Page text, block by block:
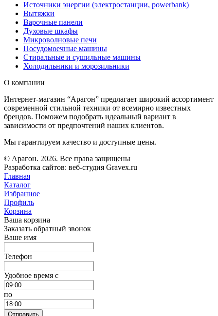
Источники энергии (электростанции, powerbank)
Вытяжки
Варочные панели
Духовые шкафы
Микроволновые печи
Посудомоечные машины
Стиральные и сушильные машины
Холодильники и морозильники
О компании
Интернет-магазин “Арагон” предлагает широкий ассортимент
современной стильной техники от всемирно известных
брендов. Поможем подобрать идеальный вариант в
зависимости от предпочтений наших клиентов.
Мы гарантируем качество и доступные цены.
© Арагон. 2026. Все права защищены
Разработка сайтов: веб-студия Gravex.ru
Главная
Каталог
Избранное
Профиль
Корзина
Ваша корзина
Заказать обратный звонок
Ваше имя
Телефон
Удобное время c
по
Отправить